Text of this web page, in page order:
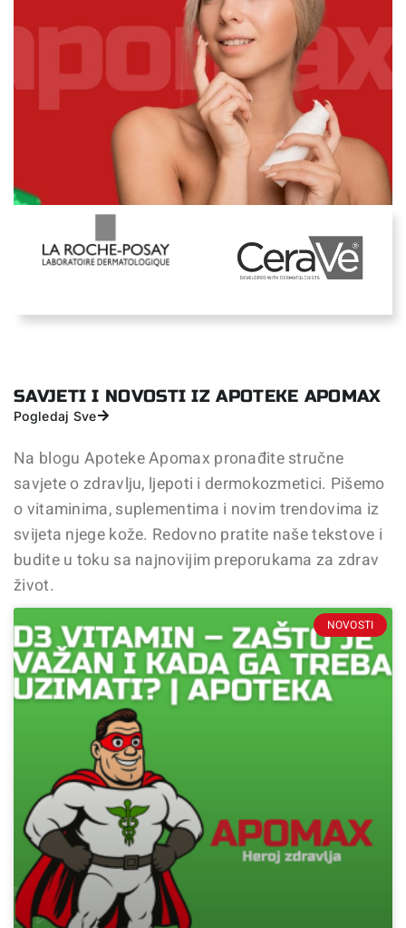
SAVJETI I NOVOSTI IZ APOTEKE APOMAX
Pogledaj Sve
Na blogu Apoteke Apomax pronađite stručne
savjete o zdravlju, ljepoti i dermokozmetici. Pišemo
o vitaminima, suplementima i novim trendovima iz
svijeta njege kože. Redovno pratite naše tekstove i
budite u toku sa najnovijim preporukama za zdrav
život.
NOVOSTI